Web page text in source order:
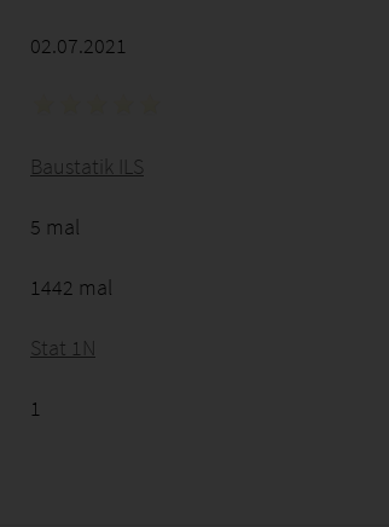
02.07.2021
Baustatik ILS
5 mal
1442 mal
Stat 1N
1